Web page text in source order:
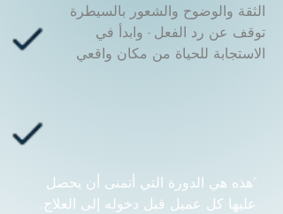
الثقة والوضوح والشعور بالسيطرة
توقف عن رد الفعل - وابدأ في
الاستجابة للحياة من مكان واقعي
"هذه هي الدورة التي أتمنى أن يحصل
عليها كل عميل قبل دخوله إلى العلاج.